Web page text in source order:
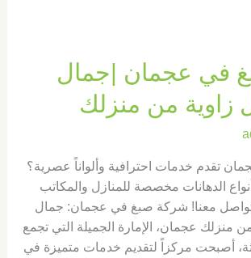
في عجمان |جمال
زاوية من منزلك
تقدم خدمات احترافية وألواناً عصرية؟
الدهانات مخصصة للمنازل والمكاتب
تواصل معنا! شركة صبغ في عجمان: جمال
منزلك عجمان، الإمارة الجميلة التي تجمع
أصبحت مركزاً لتقديم خدمات متميزة في